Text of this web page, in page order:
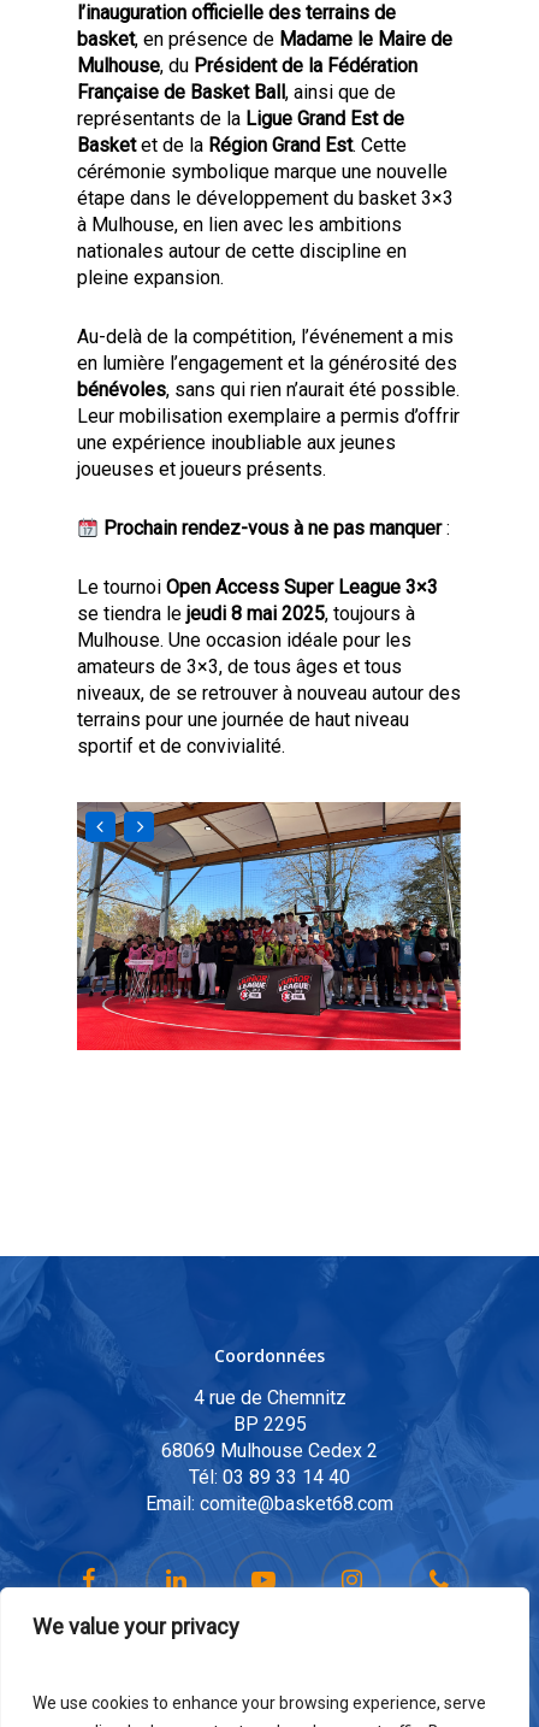
We value your privacy
We use cookies to enhance your browsing experience, serve
l’inauguration officielle des terrains de
basket, en présence de Madame le Maire de
Mulhouse, du Président de la Fédération
Française de Basket Ball, ainsi que de
représentants de la Ligue Grand Est de
Basketet de la Région Grand Est. Cette
cérémonie symbolique marque une nouvelle
étape dans le développement du basket 3×3
à Mulhouse, en lien avec les ambitions
nationales autour de cette discipline en
pleine expansion.
Au-delà de la compétition, l’événement a mis
en lumière l’engagement et la générosité des
bénévoles, sans qui rien n’aurait été possible.
Leur mobilisation exemplaire a permis d’offrir
une expérience inoubliable aux jeunes
joueuses et joueurs présents.
Prochain rendez-vous à ne pas manquer:
Le tournoiOpen Access Super League 3×3
se tiendra lejeudi 8 mai 2025, toujours à
Mulhouse. Une occasion idéale pour les
amateurs de 3×3, de tous âges et tous
niveaux, de se retrouver à nouveau autour des
terrains pour une journée de haut niveau
sportif et de convivialité.
Coordonnées
4 rue de Chemnitz
BP 2295
68069 Mulhouse Cedex 2
Tél: 03 89 33 14 40
Email: comite@basket68.com